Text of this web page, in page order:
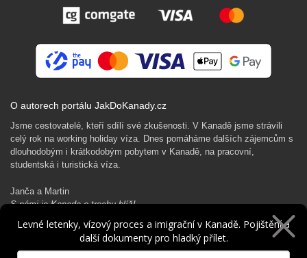
O autorech portálu JakDoKanady.cz
Jsme cestovatelé, kteří sdílí své zkušenosti. V Kanadě jsme strávili
celý rok na working holiday víza. Dnes pomáháme dalších zájemcům s
dlouhodobým i krátkodobým pobytem v Kanadě, na pracovní,
studentská i turistická víza.
Janča a Martin
S námi je Kanada o trochu blíž!
Rádi Ti pomůžeme s kanadským dobrodružstvím…
Levné letenky, vízový proces a imigrační v Kanadě. Pojištění a
další dokumenty pro hladký přílet.